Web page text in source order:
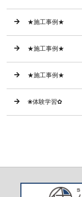
★施工事例★
★施工事例★
★施工事例★
❀体験学習✿